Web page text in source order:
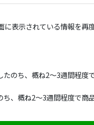
表示されている情報を再
のち、概ね2～3週間程度
、概ね2～3週間程度で商